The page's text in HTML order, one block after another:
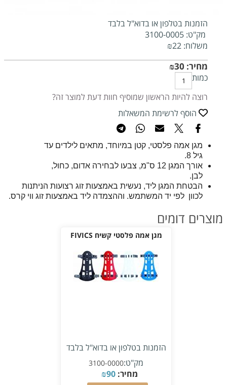
הזמנות בטלפון או בדוא"ל בלבד
מק"ט: 3100-0005
משלוח:
₪22
מחיר: ₪30
כמות
רוצה להיות הראשון שמוסיף חוות דעת למוצר זה?
הוסף לרשימת המשאלות
מגן אמה פלסטי, קטן במיוחד, מתאים לילדים עד
גיל 8.
אורך המגן 12 ס"מ, צבעו לבחירה אדום, כחול,
לבן.
הבטחת המגן ליד, נעשית באמצעות זוג רצועות הניתנות
לכוון לפי יד המשתמש. וההצמדה ליד באמצעות זוג ווי קרס.
מוצרים דומים
מגן אמה פלסטי קשיח FIVICS
הזמנות בטלפון או בדוא"ל בלבד
מק"ט:3100-0000
מחיר: ₪90